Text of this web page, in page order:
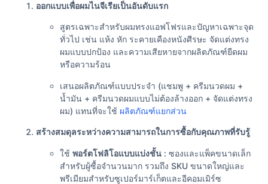
ออกแบบเพื่อผมไนจีเรียเป็นอันดับแรก
สูตรเฉพาะสำหรับผมทรงแอฟโฟรและปัญหาเฉพาะจุด
ทั่วไป เช่น แห้ง หัก ระคายเคืองหนังศีรษะ จัดแต่งทรง
ผมแบบปกป้อง และความเสียหายจากผลิตภัณฑ์ยืดผม
หรือความร้อน
เสนอผลิตภัณฑ์แบบประจำ (แชมพู + ครีมนวดผม +
น้ำมัน + ครีมนวดผมแบบไม่ต้องล้างออก + จัดแต่งทรง
ผม) แทนที่จะใช้ ผลิตภัณฑ์แยกส่วน
สร้างสมดุลระหว่างความสามารถในการซื้อกับคุณภาพที่รับรู้
ใช้ พอร์ตโฟลิโอแบบแบ่งชั้น : ซองและแพ็คขนาดเล็ก
สำหรับผู้ซื้อจำนวนมาก รวมถึง SKU ขนาดใหญ่และ
พรีเมียมสำหรับซูเปอร์มาร์เก็ตและอีคอมเมิร์ซ